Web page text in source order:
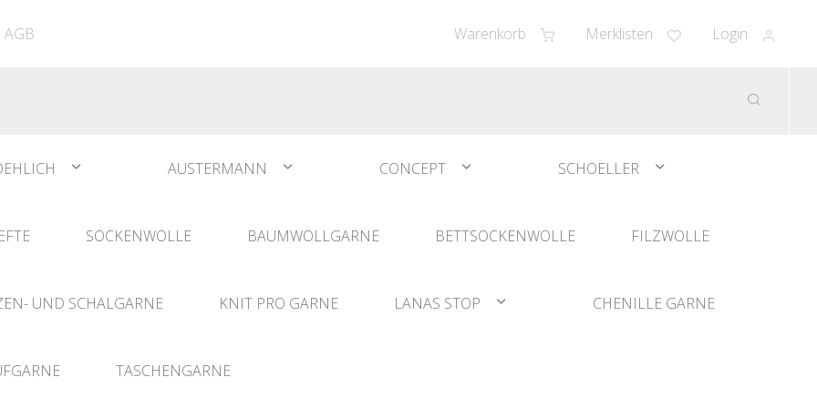
Warenkorb Merklisten Login
AGB
AUSTERMANN CONCEPT SCHOELLER
SOCKENWOLLE BAUMWOLLGARNE BETTSOCKENWOLLE FILZWOLLE
UND SCHALGARNE KNIT PRO GARNE LANAS STOP CHENILLE GARNE
TASCHENGARNE